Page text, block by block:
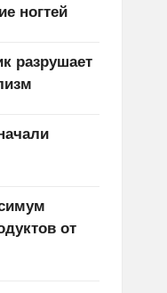
ногтей
разрушает
от